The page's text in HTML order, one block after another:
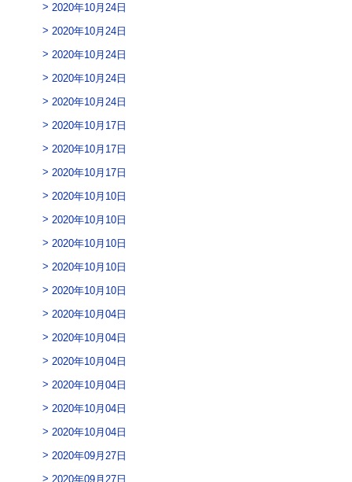
2020年10月24日
2020年10月24日
2020年10月24日
2020年10月24日
2020年10月24日
2020年10月17日
2020年10月17日
2020年10月17日
2020年10月10日
2020年10月10日
2020年10月10日
2020年10月10日
2020年10月10日
2020年10月04日
2020年10月04日
2020年10月04日
2020年10月04日
2020年10月04日
2020年10月04日
2020年09月27日
2020年09月27日